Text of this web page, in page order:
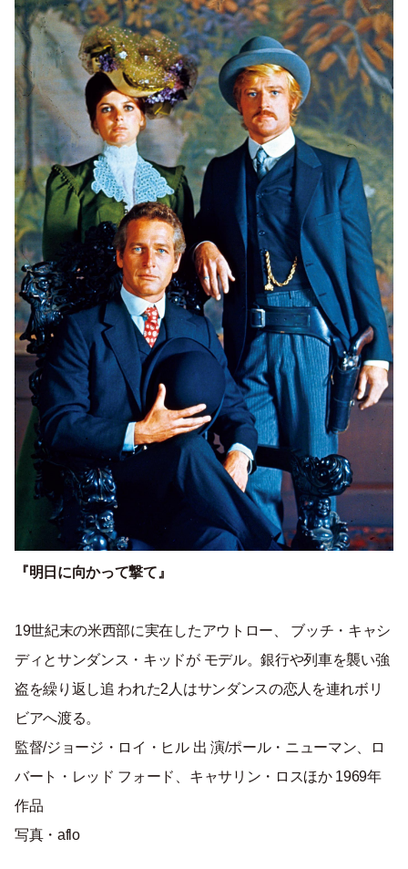
『明日に向かって撃て』
19世紀末の米西部に実在したアウトロー、 ブッチ・キャシ
ディとサンダンス・キッドが モデル。銀行や列車を襲い強
盗を繰り返し追 われた2人はサンダンスの恋人を連れボリ
ビアへ渡る。
監督/ジョージ・ロイ・ヒル 出 演/ポール・ニューマン、ロ
バート・レッド フォード、キャサリン・ロスほか 1969年
作品
写真・aflo